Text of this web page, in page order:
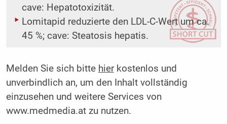
cave: Hepatotoxizität.
Lomitapid reduzierte den LDL-C-Wert um ca.
45 %; cave: Steatosis hepatis.
Melden Sie sich bitte hierkostenlos und
unverbindlich an, um den Inhalt vollständig
einzusehen und weitere Services von
www.medmedia.at zu nutzen.